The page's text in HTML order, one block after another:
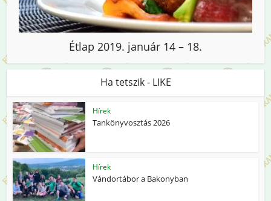
Étlap 2019. január 14 – 18.
Ha tetszik - LIKE
Hírek
Tankönyvosztás 2026
Hírek
Vándortábor a Bakonyban